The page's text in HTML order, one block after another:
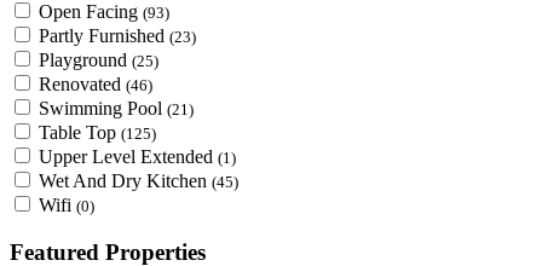
Open Facing (93)
Partly Furnished (23)
Playground (25)
Renovated (46)
Swimming Pool (21)
Table Top (125)
Upper Level Extended (1)
Wet And Dry Kitchen (45)
Wifi (0)
Featured Properties